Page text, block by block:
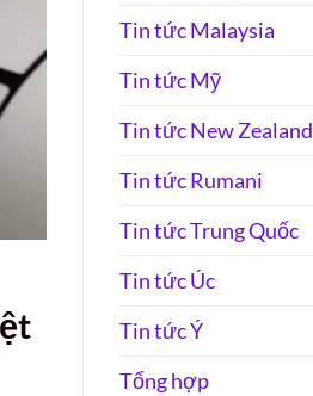
Tin tức Malaysia
Tin tức Mỹ
Tin tức New Zealand
Tin tức Rumani
Tin tức Trung Quốc
Tin tức Úc
Tin tức Ý
Tổng hợp